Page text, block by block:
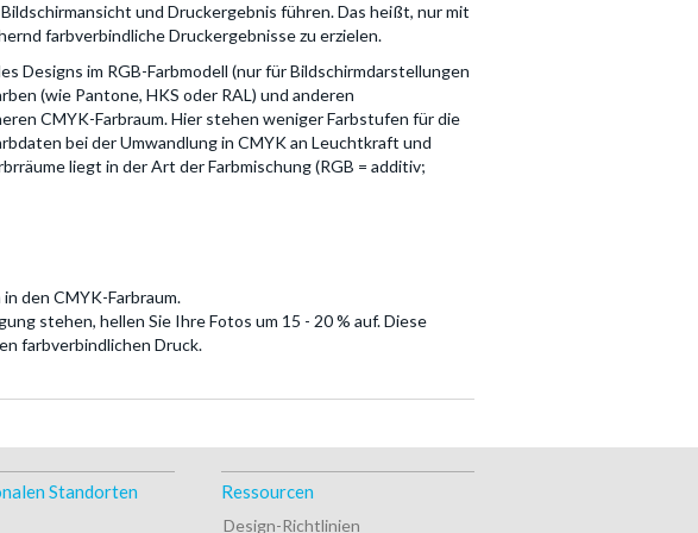
und Druckergebnis führen. Das heißt, nur mit
farbverbindliche Druckergebnisse zu erzielen.
Designs im RGB-Farbmodell (nur für Bildschirmdarstellungen
(wie Pantone, HKS oder RAL) und anderen
CMYK-Farbraum. Hier stehen weniger Farbstufen für die
bei der Umwandlung in CMYK an Leuchtkraft und
liegt in der Art der Farbmischung (RGB = additiv;
den CMYK-Farbraum.
stehen, hellen Sie Ihre Fotos um 15 - 20 % auf. Diese
farbverbindlichen Druck.
Standorten Ressourcen
Design-Richtlinien